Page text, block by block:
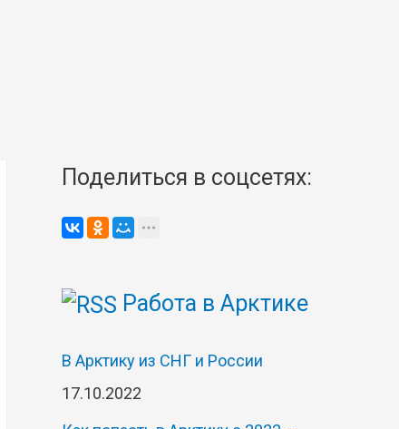
Поделиться в соцсетях:
Работа в Арктике
В Арктику из СНГ и России
17.10.2022